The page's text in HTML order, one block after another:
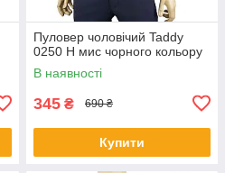
Пуловер чоловічий Taddy
0250 Н мис чорного кольору
В наявності
345 ₴ 690 ₴
Купити